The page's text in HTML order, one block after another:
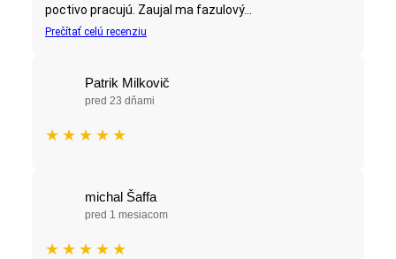
poctivo pracujú. Zaujal ma fazulový...
Prečítať celú recenziu
Patrik Milkovič
pred 23 dňami
★ ★ ★ ★ ★
michal Šaffa
pred 1 mesiacom
★ ★ ★ ★ ★